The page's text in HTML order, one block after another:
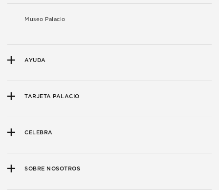
Museo Palacio
AYUDA
TARJETA PALACIO
CELEBRA
SOBRE NOSOTROS